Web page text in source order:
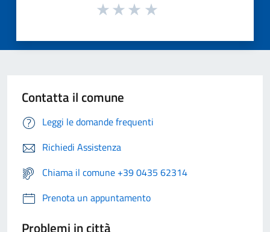
Contatta il comune
Leggi le domande frequenti
Richiedi Assistenza
Chiama il comune +39 0435 62314
Prenota un appuntamento
Problemi in città